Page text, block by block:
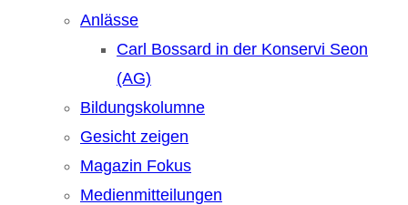
Anlässe
Carl Bossard in der Konservi Seon
(AG)
Bildungskolumne
Gesicht zeigen
Magazin Fokus
Medienmitteilungen